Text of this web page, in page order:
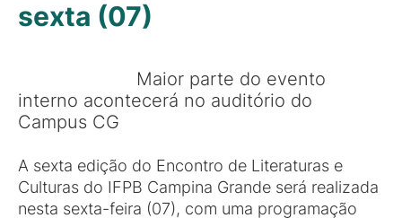
sexta (07)
Maior parte do evento
interno acontecerá no auditório do
Campus CG
A sexta edição do Encontro de Literaturas e
Culturas do IFPB Campina Grande será realizada
nesta sexta-feira (07), com uma programação